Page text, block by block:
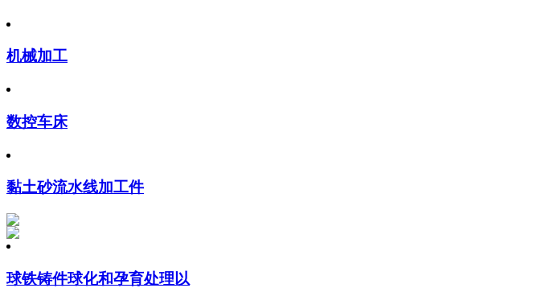
机械加工
数控车床
黏土砂流水线加工件
球铁铸件球化和孕育处理以